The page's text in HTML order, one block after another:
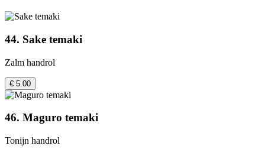
44. Sake temaki
Zalm handrol
€ 5.00
46. Maguro temaki
Tonijn handrol